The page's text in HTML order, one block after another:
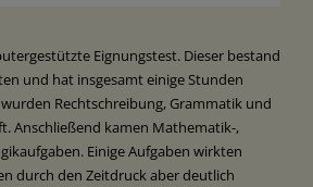
Eignungstest. Dieser bestand
und hat insgesamt einige Stunden
Rechtschreibung, Grammatik und
Anschließend kamen Mathematik-,
Einige Aufgaben wirkten
durch den Zeitdruck aber deutlich